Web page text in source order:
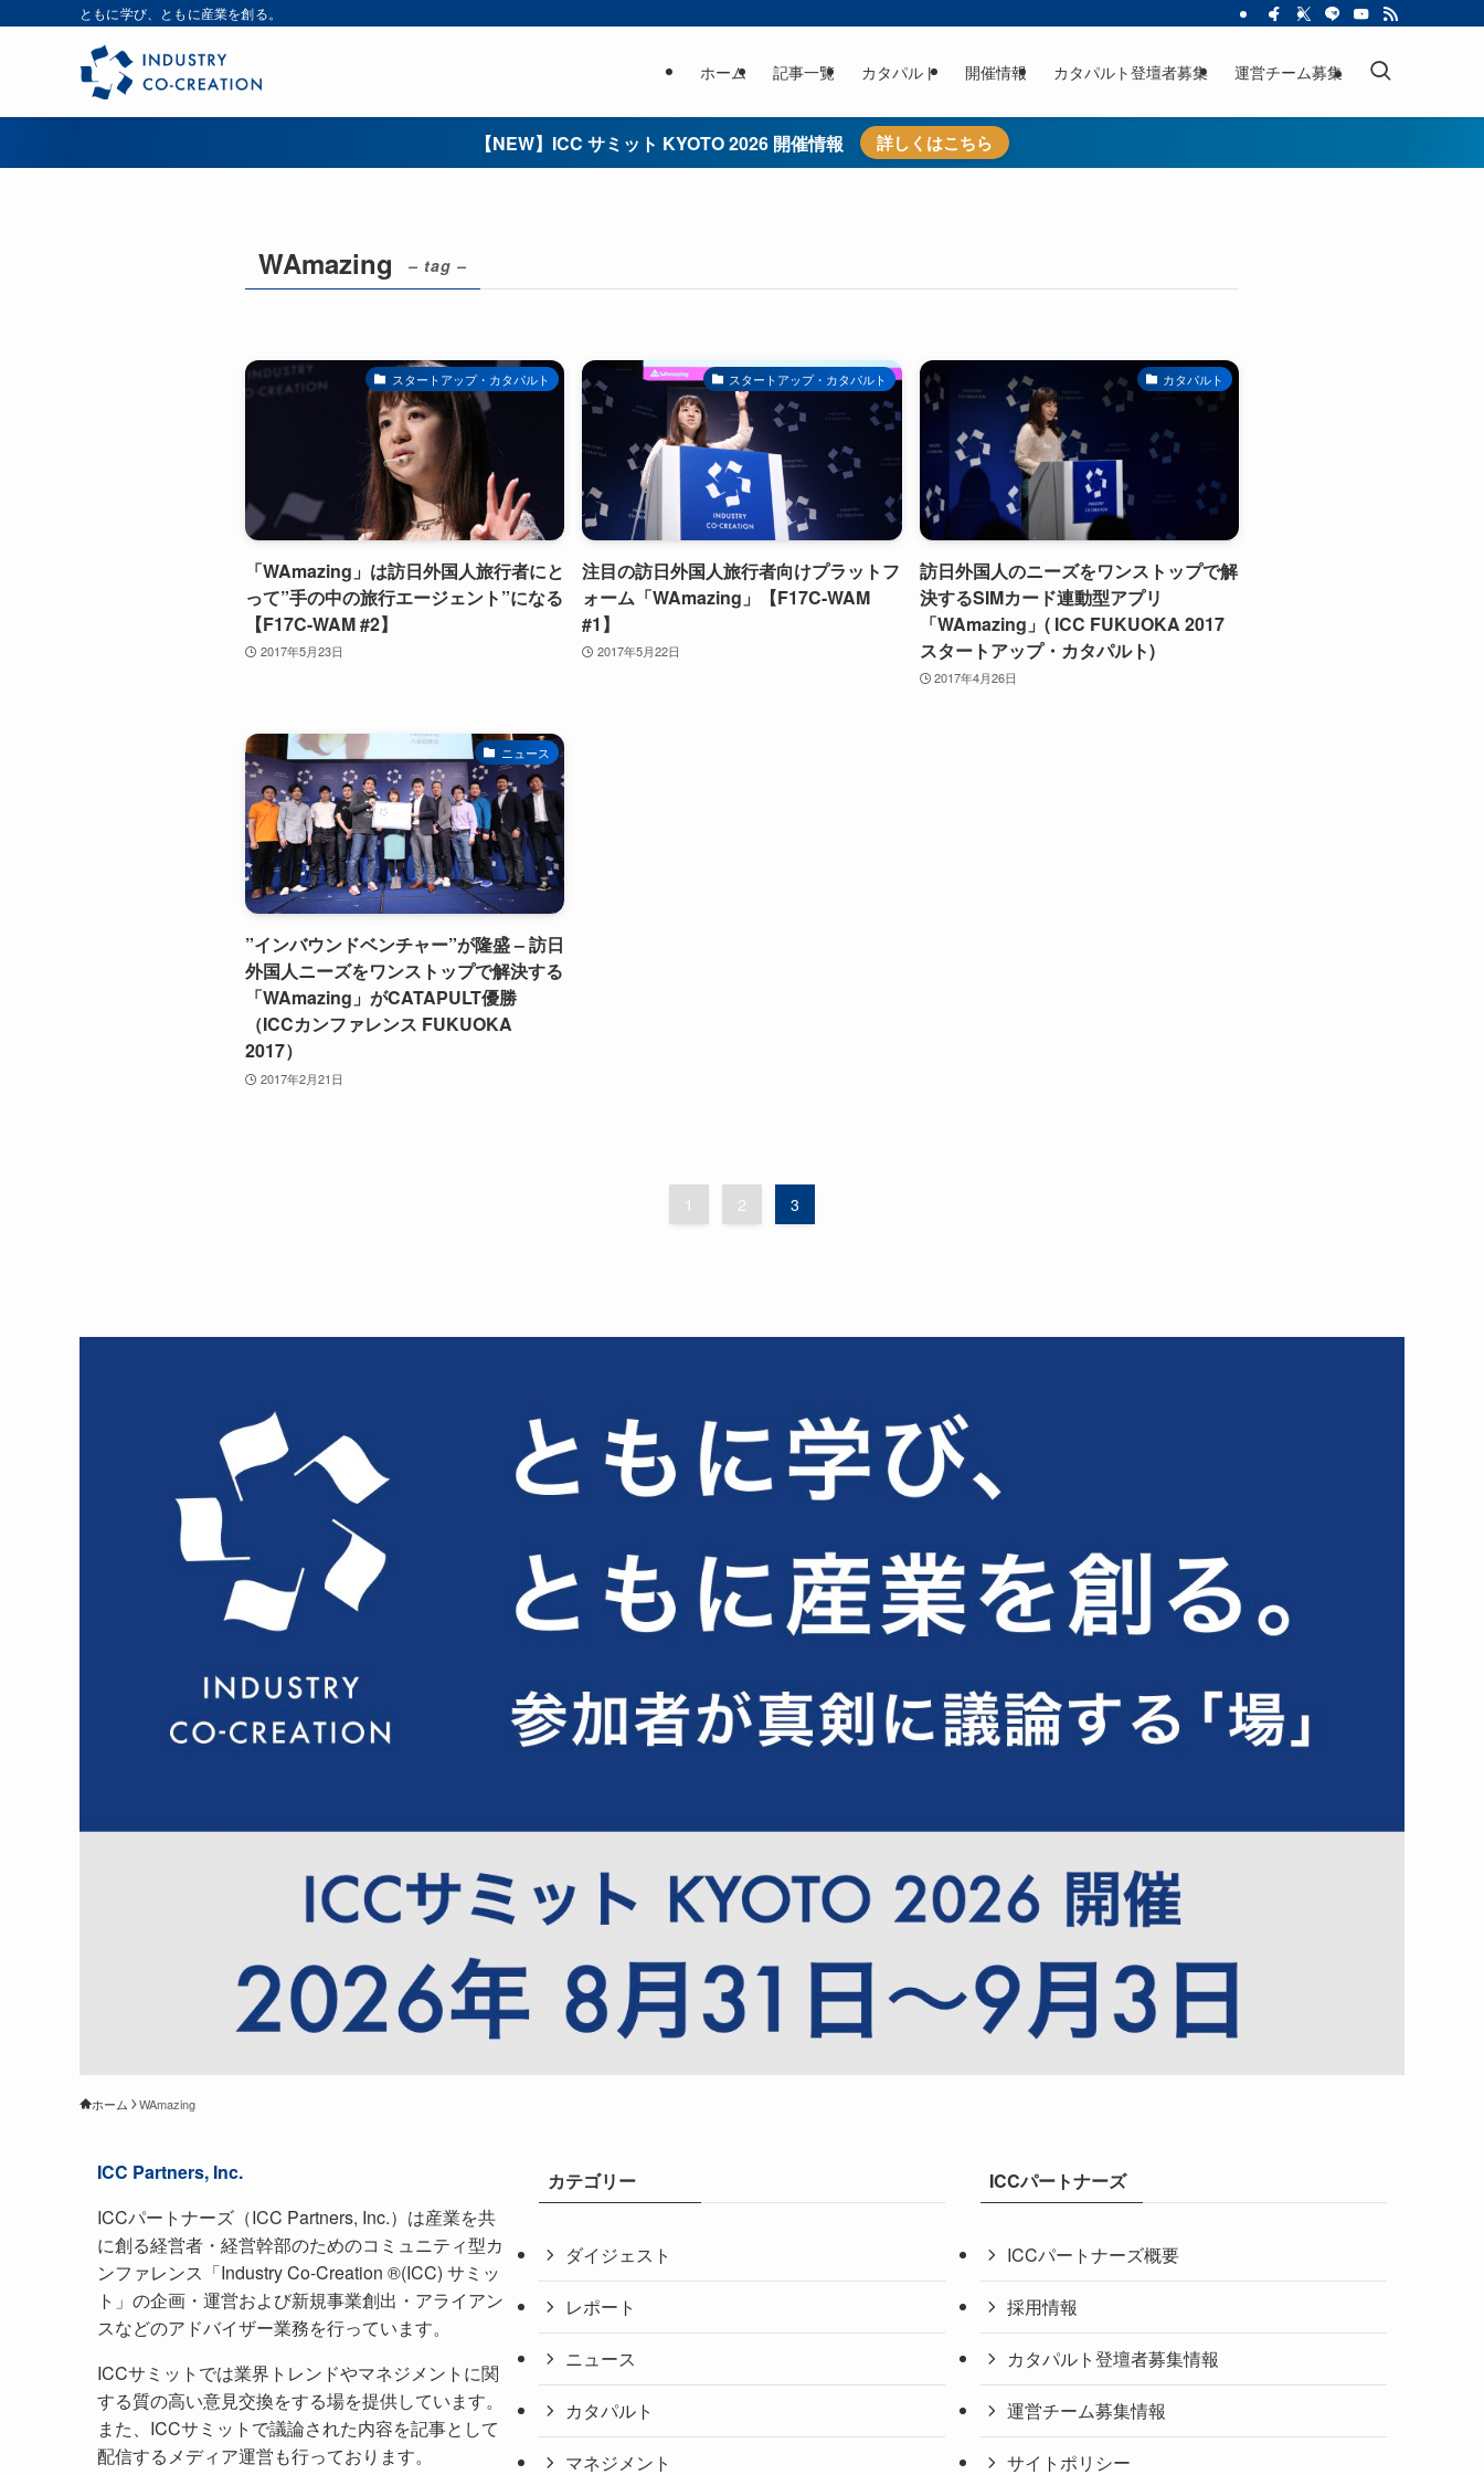
ともに学び、ともに産業を創る。
ホーム 記事一覧 カタパルト 開催情報 カタパルト登壇者募集 運営チーム募集
【NEW】ICC サミット KYOTO 2026 開催情報 詳しくはこちら
WAmazing – tag –
スタートアップ・カタパルト
「WAmazing」は訪日外国人旅行者にと
って”手の中の旅行エージェント”になる
【F17C-WAM #2】
2017年5月23日
スタートアップ・カタパルト
注目の訪日外国人旅行者向けプラットフ
ォーム「WAmazing」【F17C-WAM
#1】
2017年5月22日
カタパルト
訪日外国人のニーズをワンストップで解
決するSIMカード連動型アプリ
「WAmazing」( ICC FUKUOKA 2017
スタートアップ・カタパルト)
2017年4月26日
ニュース
”インバウンドベンチャー”が隆盛 – 訪日
外国人ニーズをワンストップで解決する
「WAmazing」がCATAPULT優勝
（ICCカンファレンス FUKUOKA
2017）
2017年2月21日
1 2 3
ホーム WAmazing
ICC Partners, Inc.
ICCパートナーズ（ICC Partners, Inc.）は産業を共
に創る経営者・経営幹部のためのコミュニティ型カ
ンファレンス「Industry Co-Creation ®(ICC) サミッ
ト」の企画・運営および新規事業創出・アライアン
スなどのアドバイザー業務を行っています。
ICCサミットでは業界トレンドやマネジメントに関
する質の高い意見交換をする場を提供しています。
また、ICCサミットで議論された内容を記事として
配信するメディア運営も行っております。
カテゴリー
ダイジェスト
レポート
ニュース
カタパルト
マネジメント
ICCパートナーズ
ICCパートナーズ概要
採用情報
カタパルト登壇者募集情報
運営チーム募集情報
サイトポリシー